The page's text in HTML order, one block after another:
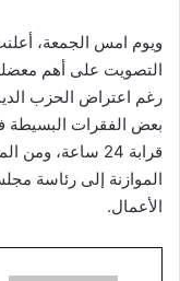
ويوم امس الجمعة، أعلنت
التصويت على أهم معضلة
رغم اعتراض الحزب
بعض الفقرات البسيطة
قرابة 24 ساعة،
الموازنة إلى رئاسة
الأعمال.